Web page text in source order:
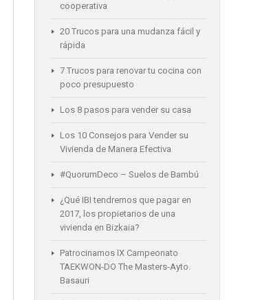
cooperativa
20 Trucos para una mudanza fácil y
rápida
7 Trucos para renovar tu cocina con
poco presupuesto
Los 8 pasos para vender su casa
Los 10 Consejos para Vender su
Vivienda de Manera Efectiva
#QuorumDeco – Suelos de Bambú
¿Qué IBI tendremos que pagar en
2017, los propietarios de una
vivienda en Bizkaia?
Patrocinamos IX Campeonato
TAEKWON-DO The Masters-Ayto.
Basauri